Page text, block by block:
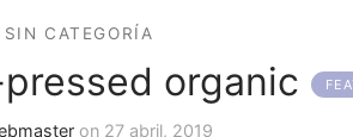
SIN CATEGORÍA
organic
on 27 abril, 2019